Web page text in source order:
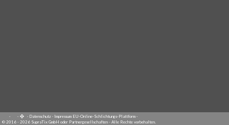
· · · Datenschutz · Impressum EU-Online-Schlichtungs-Plattform ·
© 2016 - 2026 SupraTix GmbH oder Partnergesellschaften - Alle Rechte vorbehalten.